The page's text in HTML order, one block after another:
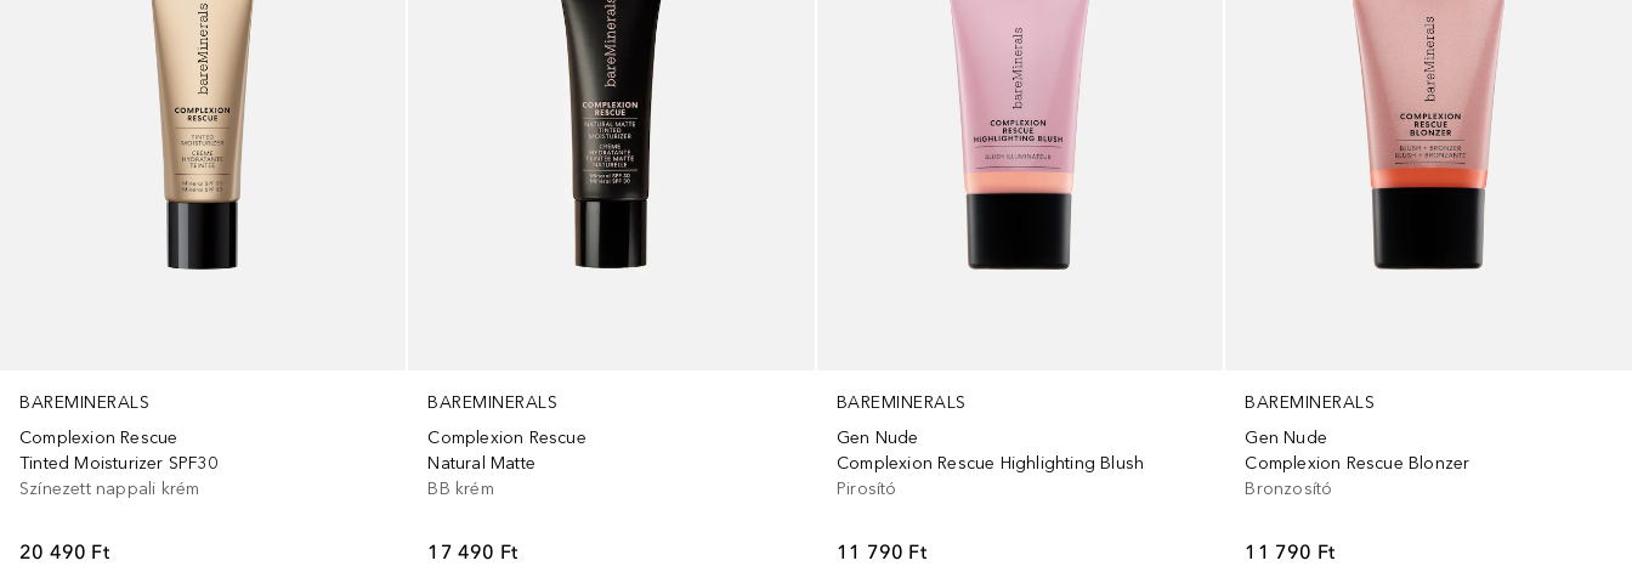
BAREMINERALS
Complexion Rescue
Tinted Moisturizer SPF30
Színezett nappali krém
20 490 Ft
BAREMINERALS
Complexion Rescue
Natural Matte
BB krém
17 490 Ft
BAREMINERALS
Gen Nude
Complexion Rescue Highlighting Blush
Pirosító
11 790 Ft
BAREMINERALS
Gen Nude
Complexion Rescue Blonzer
Bronzosító
11 790 Ft